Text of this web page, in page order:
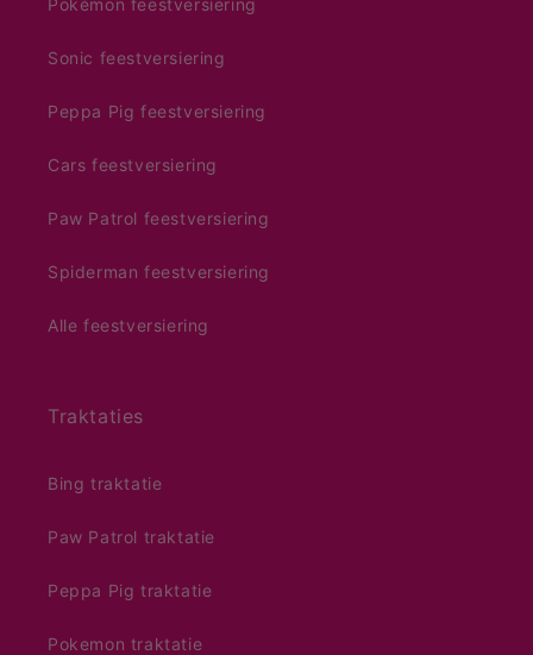
Sonic feestversiering
Peppa Pig feestversiering
Cars feestversiering
Paw Patrol feestversiering
Spiderman feestversiering
Alle feestversiering
Traktaties
Bing traktatie
Paw Patrol traktatie
Peppa Pig traktatie
Pokemon traktatie